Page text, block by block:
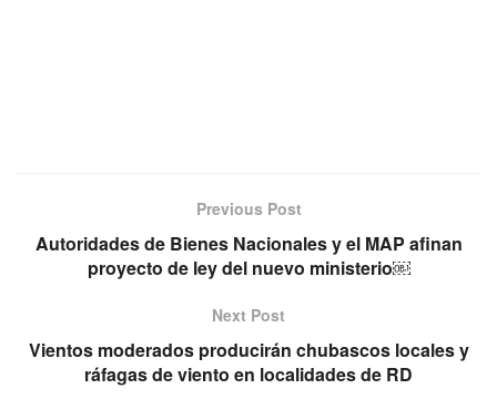
Previous Post
Autoridades de Bienes Nacionales y el MAP afinan
proyecto de ley del nuevo ministerio￼
Next Post
Vientos moderados producirán chubascos locales y
ráfagas de viento en localidades de RD